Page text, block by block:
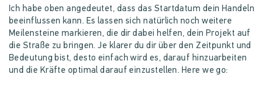
Ich habe oben angedeutet, dass das Startdatum dein Handeln
beeinflussen kann. Es lassen sich natürlich noch weitere
Meilensteine markieren, die dir dabei helfen, dein Projekt auf
die Straße zu bringen. Je klarer du dir über den Zeitpunkt und
Bedeutung bist, desto einfach wird es, darauf hinzuarbeiten
und die Kräfte optimal darauf einzustellen. Here we go: